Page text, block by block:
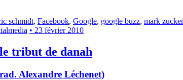
schmidt, Facebook, Google, google buzz, mark
• 23 février 2010
tribut de danah
Alexandre Léchenet)